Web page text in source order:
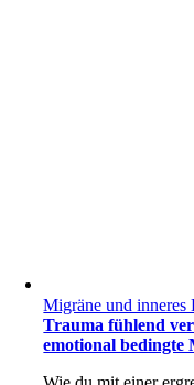
Migräne und inneres
Trauma fühlend
emotional bedingte